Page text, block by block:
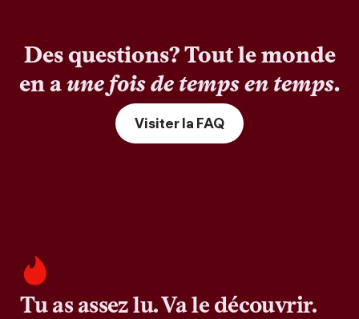
Des questions? Tout le monde
en aune fois de temps en temps.
Visiter la FAQ
Tu as assez lu. Va le découvrir.